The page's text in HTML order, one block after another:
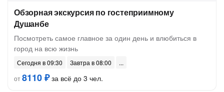
Обзорная экскурсия по гостеприимному
Душанбе
Посмотреть самое главное за один день и влюбиться в
город на всю жизнь
Сегодня в 09:30
Завтра в 08:00
от8110 ₽за всё до 3 чел.